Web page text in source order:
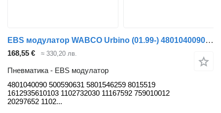
EBS модулатор WABCO Urbino (01.99-) 4801040090 за автобус Solaris Urbino, Alpino, Vacanza (1999-)
168,55 € ≈ 330,20 лв.
Пневматика - EBS модулатор
4801040090 500590631 5801546259 8015519
1612935610103 1102732030 11167592 759010012
20297652 1102...